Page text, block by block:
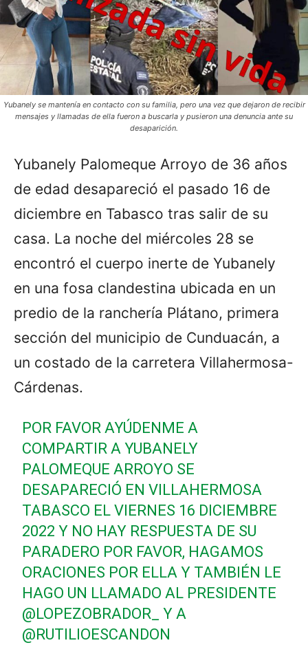
Yubanely se mantenía en contacto con su familia, pero una vez que dejaron de recibir
mensajes y llamadas de ella fueron a buscarla y pusieron una denuncia ante su
desaparición.
Yubanely Palomeque Arroyo de 36 años
de edad desapareció el pasado 16 de
diciembre en Tabasco tras salir de su
casa. La noche del miércoles 28 se
encontró el cuerpo inerte de Yubanely
en una fosa clandestina ubicada en un
predio de la ranchería Plátano, primera
sección del municipio de Cunduacán, a
un costado de la carretera Villahermosa-
Cárdenas.
POR FAVOR AYÚDENME A
COMPARTIR A YUBANELY
PALOMEQUE ARROYO SE
DESAPARECIÓ EN VILLAHERMOSA
TABASCO EL VIERNES 16 DICIEMBRE
2022 Y NO HAY RESPUESTA DE SU
PARADERO POR FAVOR, HAGAMOS
ORACIONES POR ELLA Y TAMBIÉN LE
HAGO UN LLAMADO AL PRESIDENTE
@LOPEZOBRADOR_
Y A
@RUTILIOESCANDON